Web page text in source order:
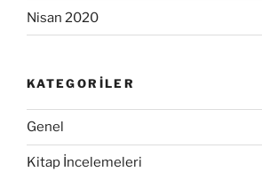
Nisan 2020
KATEGORILER
Genel
Kitap İncelemeleri